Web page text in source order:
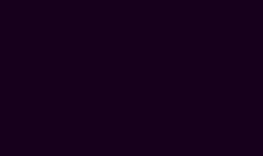
uns den Stand Deiner Zähne
hoch­modernen 3D-Scanners
Begegnungen mit zäher
Wir prüfen, ob es sich um einen
handelt, um Über- oder
Situationen und können dank
loslegen.